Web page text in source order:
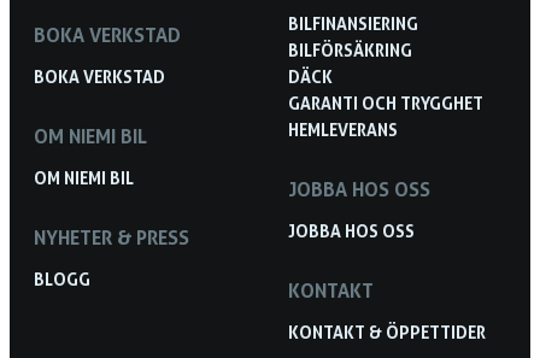
BOKA VERKSTAD
BOKA VERKSTAD
OM NIEMI BIL
OM NIEMI BIL
NYHETER & PRESS
BLOGG
BILFINANSIERING
BILFÖRSÄKRING
DÄCK
GARANTI OCH TRYGGHET
HEMLEVERANS
JOBBA HOS OSS
JOBBA HOS OSS
KONTAKT
KONTAKT & ÖPPETTIDER